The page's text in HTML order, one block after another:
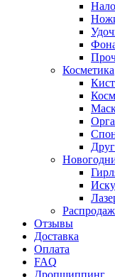
Косметика
Отзывы
Доставка
Оплата
FAQ
Дропшиппинг